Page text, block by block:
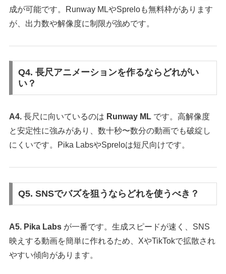
成が可能です。Runway MLやSpreloも無料枠があります
が、出力数や解像度に制限が強めです。
Q4. 長尺アニメーションを作るならどれがい
い？
A4. 長尺に向いているのは Runway ML です。高解像度
と安定性に強みがあり、数十秒〜数分の動画でも破綻し
にくいです。Pika LabsやSpreloは短尺向けです。
Q5. SNSでバズを狙うならどれを使うべき？
A5. Pika Labs が一番です。生成スピードが速く、SNS
映えする動画を簡単に作れるため、XやTikTokで拡散され
やすい傾向があります。